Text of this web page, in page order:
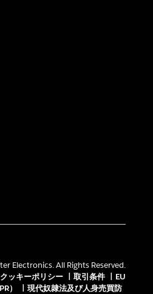
Electronics. All Rights Reserved.
クッキーポリシー 取引条件
EU
）
現代奴隷法及び人身売買防